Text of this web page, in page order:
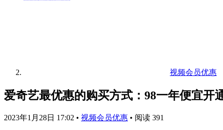
视频会员优惠
爱奇艺最优惠的购买方式：98一年便宜开
2023年1月28日 17:02 • 视频会员优惠 • 阅读 391